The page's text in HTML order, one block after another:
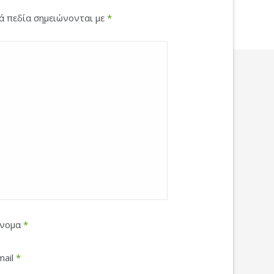
σημειώνονται με *
*
*